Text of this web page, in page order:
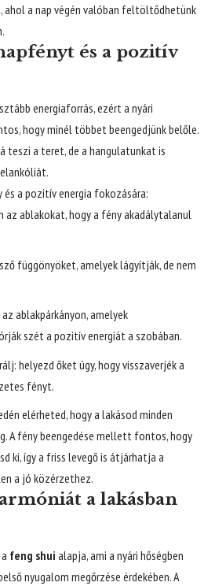
ahol a nap végén valóban feltöltődhetünk
és a pozitív
energiaforrás, ezért a nyári
hogy minél többet beengedjünk belőle.
teszi a teret, de a hangulatunkat is
és a pozitív energia fokozására:
az ablakokat, hogy a fény akadálytalanul
függönyöket, amelyek lágyítják, de nem
ablakpárkányon, amelyek
szét a pozitív energiát a szobában.
helyezd őket úgy, hogy visszaverjék a
fényt.
elérheted, hogy a lakásod minden
A fény beengedése mellett fontos, hogy
ki, így a friss levegő is átjárhatja a
a jó közérzethez.
a lakásban
feng shui alapja, ami a nyári hőségben
nyugalom megőrzése érdekében. A